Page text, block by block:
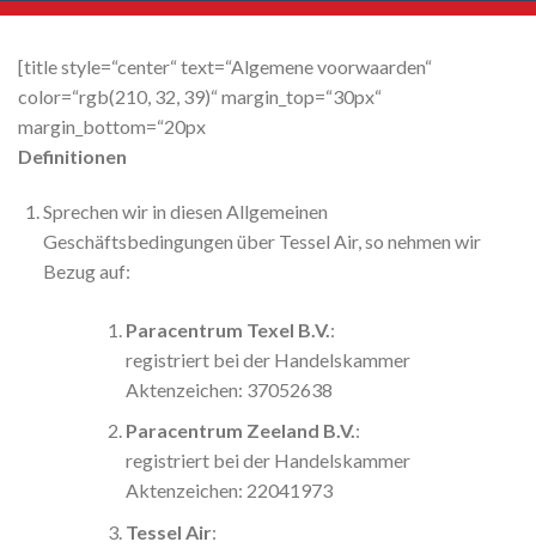
[title style=“center“ text=“Algemene voorwaarden“
color=“rgb(210, 32, 39)“ margin_top=“30px“
margin_bottom=“20px
Definitionen
Sprechen wir in diesen Allgemeinen
Geschäftsbedingungen über Tessel Air, so nehmen wir
Bezug auf:
Paracentrum Texel B.V.:
registriert bei der Handelskammer
Aktenzeichen: 37052638
Paracentrum Zeeland B.V.:
registriert bei der Handelskammer
Aktenzeichen: 22041973
Tessel Air: